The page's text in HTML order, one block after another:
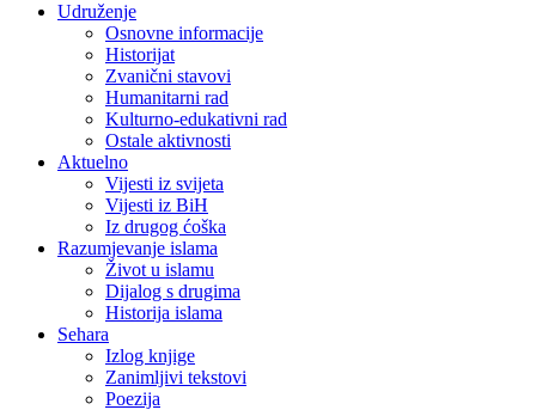
Udruženje
Osnovne informacije
Historijat
Zvanični stavovi
Humanitarni rad
Kulturno-edukativni rad
Ostale aktivnosti
Aktuelno
Vijesti iz svijeta
Vijesti iz BiH
Iz drugog ćoška
Razumjevanje islama
Život u islamu
Dijalog s drugima
Historija islama
Sehara
Izlog knjige
Zanimljivi tekstovi
Poezija